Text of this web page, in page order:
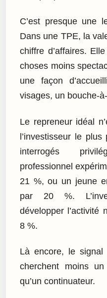
C’est presque une
Dans une TPE, la
chiffre d’affaires.
choses moins
une façon
visages, un bouche-
Le repreneur idéal
l’investisseur le
interrogés
professionnel
21 %, ou un jeune
par 20 %.
développer l’activité
8 %.
Là encore, le
cherchent moins
qu’un continuateur.